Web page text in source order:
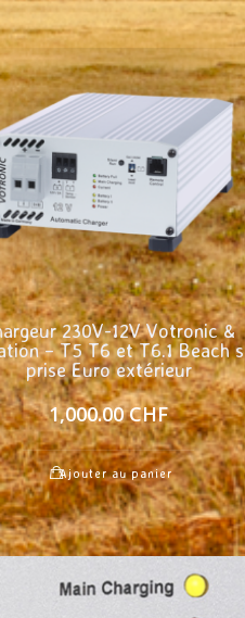
230V-12V Votronic &
– T5 T6 et T6.1 Beach
prise Euro extérieur
1,000.00CHF
Ajouter au panier